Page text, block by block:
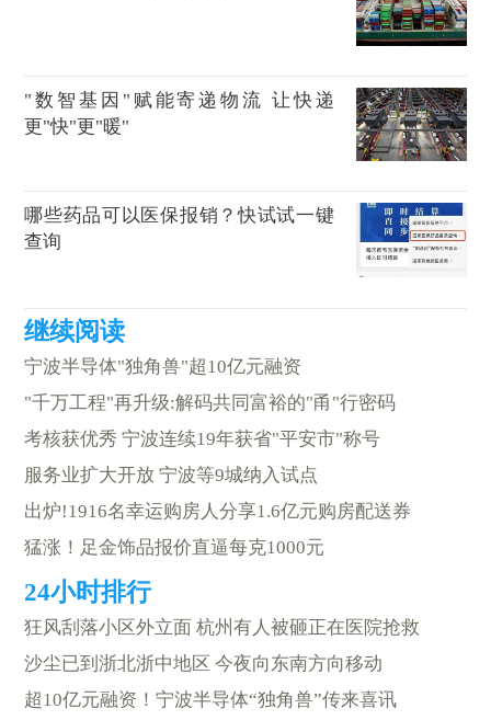
"数智基因"赋能寄递物流 让快递
更"快"更"暖"
哪些药品可以医保报销？快试试一键
查询
宁波半导体"独角兽"超10亿元融资
"千万工程"再升级:解码共同富裕的"甬"行密码
考核获优秀 宁波连续19年获省"平安市"称号
服务业扩大开放 宁波等9城纳入试点
出炉!1916名幸运购房人分享1.6亿元购房配送券
猛涨！足金饰品报价直逼每克1000元
狂风刮落小区外立面 杭州有人被砸正在医院抢救
沙尘已到浙北浙中地区 今夜向东南方向移动
超10亿元融资！宁波半导体“独角兽”传来喜讯